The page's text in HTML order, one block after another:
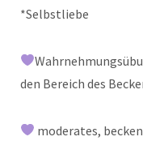
*Selbstliebe
den Bereich des
moderates,